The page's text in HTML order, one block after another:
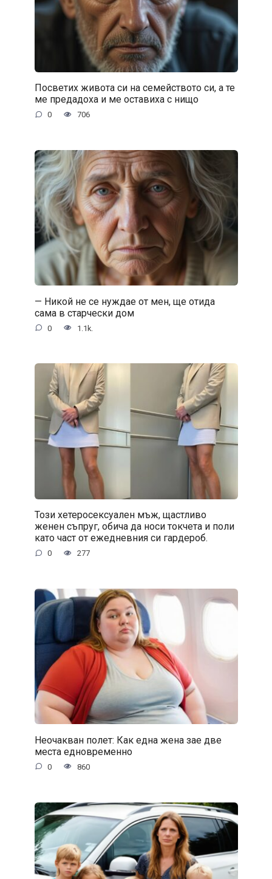
Посветих живота си на семейството си, а те
ме предадоха и ме оставиха с нищо
0 706
— Никой не се нуждае от мен, ще отида
сама в старчески дом
0 1.1k.
Този хетеросексуален мъж, щастливо
женен съпруг, обича да носи токчета и поли
като част от ежедневния си гардероб.
0 277
Неочакван полет: Как една жена зае две
места едновременно
0 860